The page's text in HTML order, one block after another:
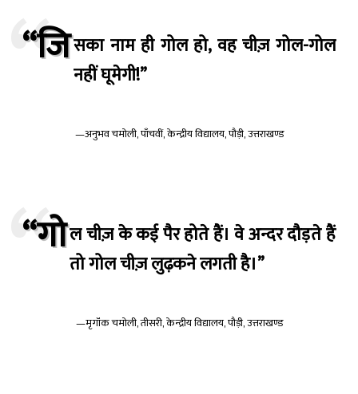
“जिसका नाम ही गोल हो, वह चीज़ गोल-गोल
नहीं घूमेगी!”
—अनुभव चमोली, पाँचवीं, केन्द्रीय विद्यालय, पौड़ी, उत्तराखण्ड
“गोल चीज़ के कई पैर होते हैं। वे अन्दर दौड़ते हैं
तो गोल चीज़ लुढ़कने लगती है।”
—मृगॉंक चमोली, तीसरी, केन्द्रीय विद्यालय, पौड़ी, उत्तराखण्ड